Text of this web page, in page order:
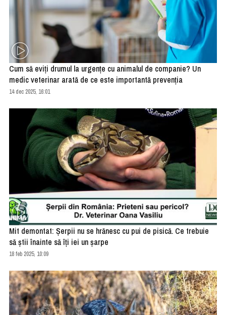
Cum să eviți drumul la urgențe cu animalul de companie? Un
medic veterinar arată de ce este importantă prevenția
14 dec 2025, 16:01
Mit demontat: Șerpii nu se hrănesc cu pui de pisică. Ce trebuie
să știi înainte să îți iei un șarpe
18 feb 2025, 10:09